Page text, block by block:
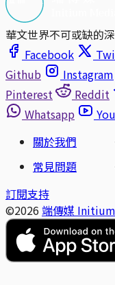
華文世界不可或缺的
Facebook
Github
Instagram
Pinterest
Reddit
Whatsapp
關於我們
常見問題
訂閱支持
©2026 端傳媒